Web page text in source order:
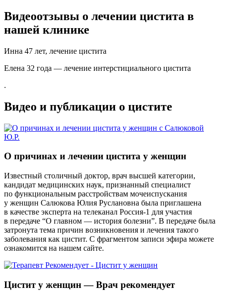
Видеоотзывы о лечении цистита в
нашей клинике
Инна 47 лет, лечение цистита
Елена 32 года — лечение интерстициального цистита
.
Видео и публикации о цистите
О причинах и лечении цистита у женщин
Известный столичный доктор, врач высшей категории,
кандидат медицинских наук, признанный специалист
по функциональным расстройствам мочеиспускания
у женщин Салюкова Юлия Руслановна была приглашена
в качестве эксперта на телеканал Россия-1 для участия
в передаче “О главном — история болезни”. В передаче была
затронута тема причин возникновения и лечения такого
заболевания как цистит. С фрагментом записи эфира можете
ознакомится на нашем сайте.
Цистит у женщин — Врач рекомендует